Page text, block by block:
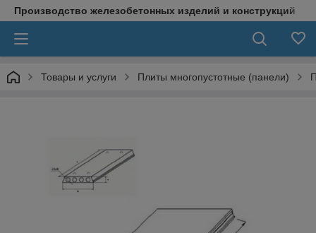
Производство железобетонных изделий и конструкций
Товары и услуги Плиты многопустотные (панели)